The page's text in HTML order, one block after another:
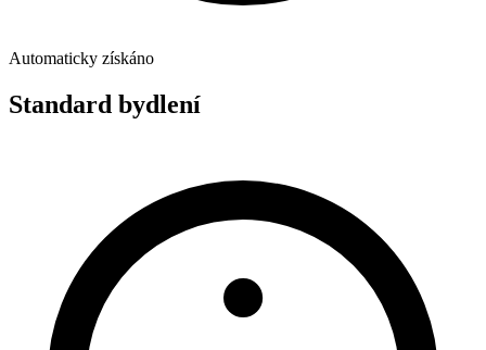
Automaticky získáno
Standard bydlení